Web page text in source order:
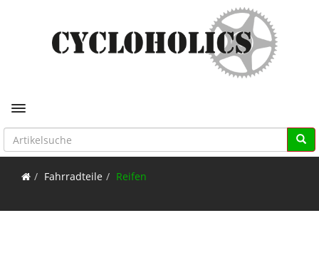
Toggle navigation
Fahrradteile Reifen